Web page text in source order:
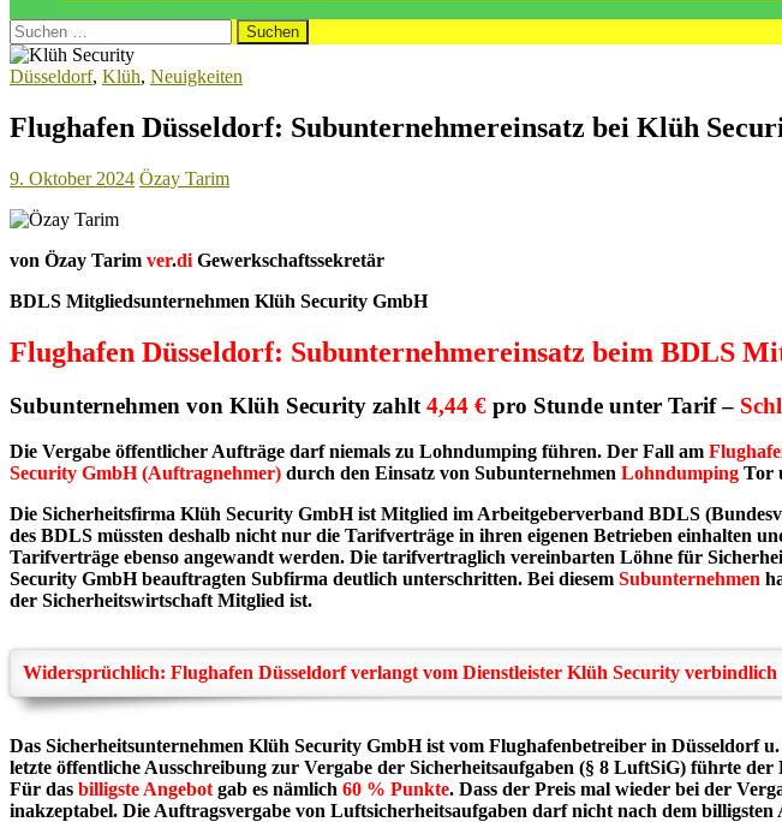
Suchen
nach:
Düsseldorf, Klüh, Neuigkeiten
Flughafen Düsseldorf: Subunternehmereinsatz bei Klüh
9. Oktober 2024 Özay Tarim
von Özay Tarim ver.di Gewerkschaftssekretär
BDLS Mitgliedsunternehmen Klüh Security GmbH
Flughafen Düsseldorf: Subunternehmereinsatz beim BDLS
Subunternehmen von Klüh Security zahlt 4,44 € pro Stunde unter Tarif –
Die Vergabe öffentlicher Aufträge darf niemals zu Lohndumping führen. Der Fall am
Security GmbH (Auftragnehmer) durch den Einsatz von Subunternehmen Lohndumping Tor
Die Sicherheitsfirma Klüh Security GmbH ist Mitglied im Arbeitgeberverband BDLS
des BDLS müssten deshalb nicht nur die Tarifverträge in ihren eigenen Betrieben einhalten
Tarifverträge ebenso angewandt werden. Die tarifvertraglich vereinbarten Löhne für
Security GmbH beauftragten Subfirma deutlich unterschritten. Bei diesem Subunternehmen
der Sicherheitswirtschaft Mitglied ist.
Widersprüchlich: Flughafen Düsseldorf verlangt vom Dienstleister Klüh Security
Das Sicherheitsunternehmen Klüh Security GmbH ist vom Flughafenbetreiber in Düsseldorf
letzte öffentliche Ausschreibung zur Vergabe der Sicherheitsaufgaben (§ 8 LuftSiG) führte
Für das billigste Angebot gab es nämlich 60 % Punkte. Dass der Preis mal wieder bei der
inakzeptabel. Die Auftragsvergabe von Luftsicherheitsaufgaben darf nicht nach dem